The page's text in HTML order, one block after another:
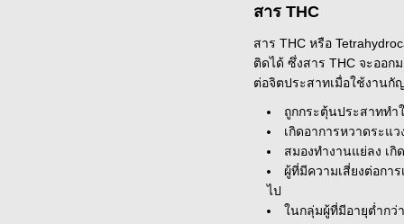
สาร THC
สาร THC หรือ
ติดได้ ซึ่งสาร THC จะออ
ต่อจิตประสาทเมื่อใช้งานกั
ถูกกระตุ้นประสาททำ
เกิดอาการหวาดระแ
สมองทำงานแย่ลง เ
ผู้ที่มีความเสี่ยงต่อกา
ไป
ในกลุ่มผู้ที่มีอายุต่ำกว่